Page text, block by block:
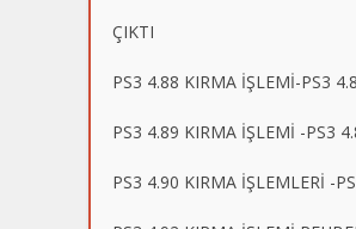
ÇIKTI
PS3 4.88 KIRMA İŞLEMİ-PS3
PS3 4.89 KIRMA İŞLEMİ -PS3
PS3 4.90 KIRMA İŞLEMLERİ -